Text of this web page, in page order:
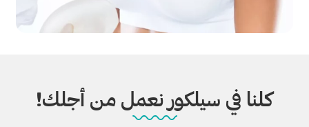
كلنا في سيلكور نعمل من أجلك!